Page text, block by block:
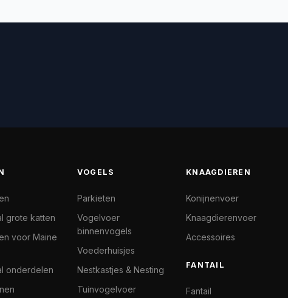
grote katten
voor Maine
onderdelen
VOGELS
Parkieten
Vogelvoer
binnenvogels
Voederhuisjes
Nestkastjes & Nesting
Tuinvogelvoer
KNAAGDIEREN
Konijnenvoer
Knaagdierenvoer
Accessoires
FANTAIL
Fantail